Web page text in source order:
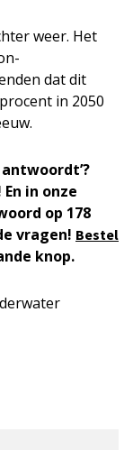
weer. Het
dat dit
in 2050
En in onze
op 178
vragen! Bestel
knop.